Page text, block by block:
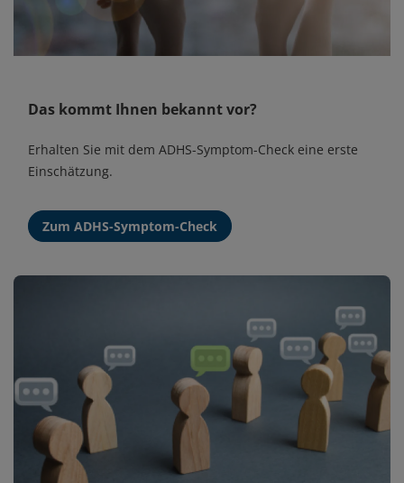
Das kommt Ihnen bekannt vor?
Erhalten Sie mit dem ADHS-Symptom-Check eine erste
Einschätzung.
Zum ADHS-Symptom-Check